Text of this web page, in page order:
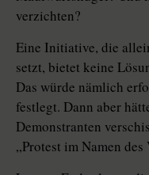
verzichten?
Eine Initiative, die
setzt, bietet keine
Das würde nämlich
festlegt. Dann aber
Demonstranten
„Protest im Namen